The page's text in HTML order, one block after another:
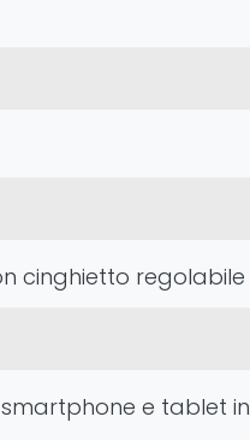
cinghietto regolabile
e tablet in